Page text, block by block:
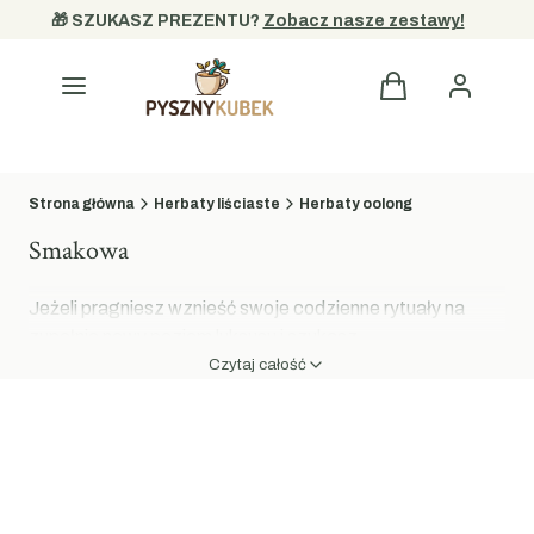
🎁 SZUKASZ PREZENTU? Zobacz nasze zestawy!
Kategorie
Strona główna Herbaty liściaste Herbaty oolong
Smakowa
Jeżeli pragniesz wznieść swoje codzienne rytuały na
wielowymiarowych wrażeń, nasza kolekcja zachwyci
Czytaj całość